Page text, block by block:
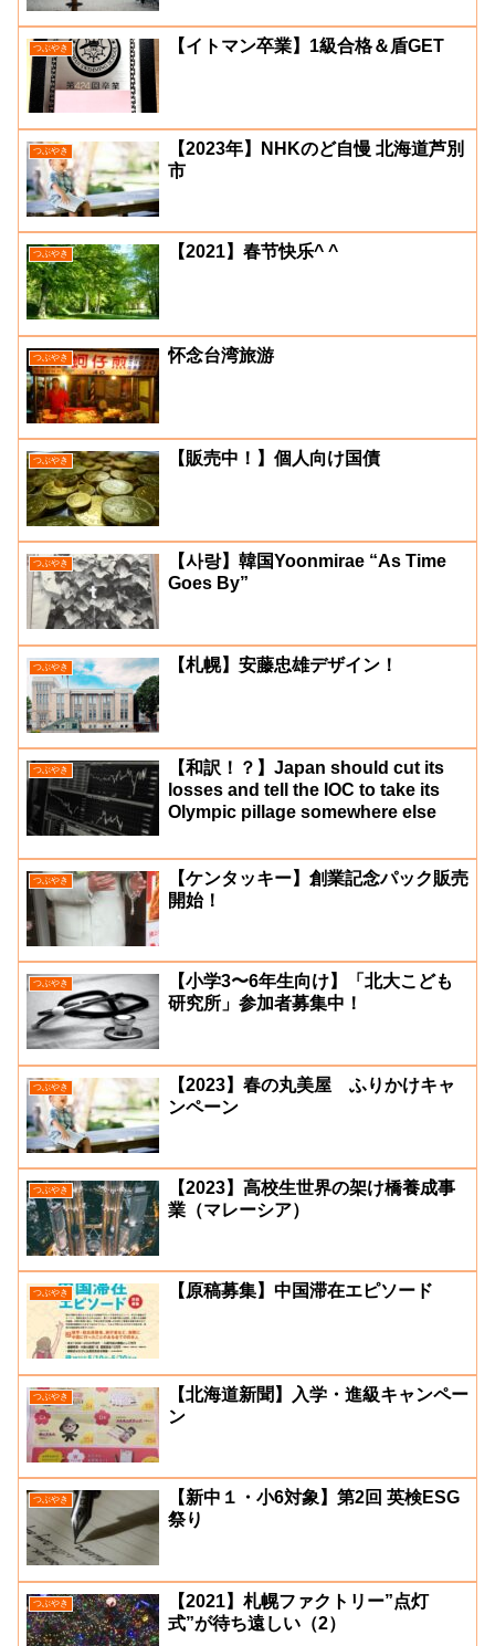
つぶやき 【イトマン卒業】1級合格＆盾GET
つぶやき
【2023年】NHKのど自慢 北海道芦別
市
つぶやき 【2021】春节快乐^ ^
つぶやき 怀念台湾旅游
つぶやき 【販売中！】個人向け国債
つぶやき
【사랑】韓国Yoonmirae “As Time
Goes By”
つぶやき 【札幌】安藤忠雄デザイン！
つぶやき
【和訳！？】Japan should cut its
losses and tell the IOC to take its
Olympic pillage somewhere else
つぶやき
【ケンタッキー】創業記念パック販売
開始！
つぶやき
【小学3〜6年生向け】「北大こども
研究所」参加者募集中！
つぶやき
【2023】春の丸美屋 ふりかけキャ
ンペーン
つぶやき
【2023】高校生世界の架け橋養成事
業（マレーシア）
つぶやき 【原稿募集】中国滞在エピソード
つぶやき
【北海道新聞】入学・進級キャンペー
ン
つぶやき
【新中１・小6対象】第2回 英検ESG
祭り
つぶやき
【2021】札幌ファクトリー”点灯
式”が待ち遠しい（2）